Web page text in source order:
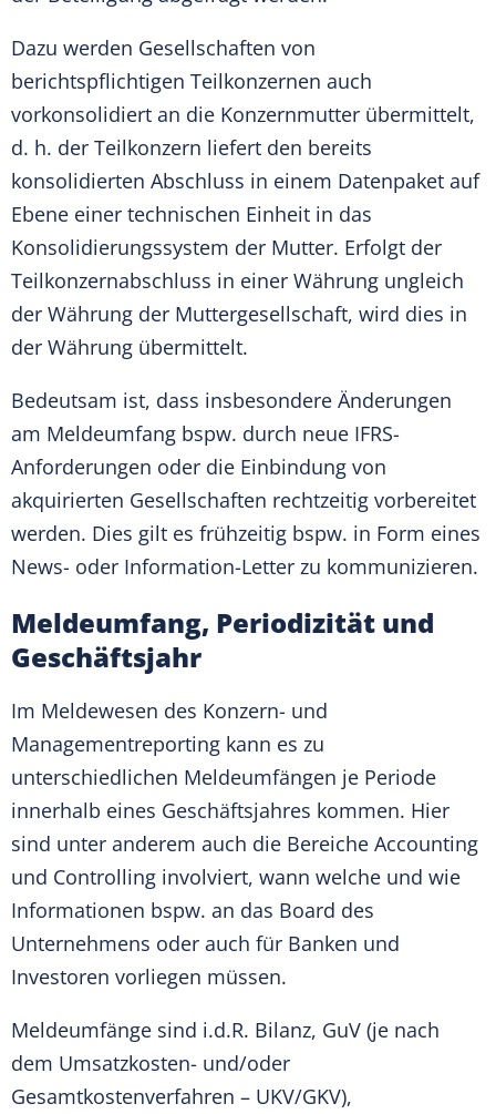
Dazu werden Gesellschaften von
berichtspflichtigen Teilkonzernen auch
vorkonsolidiert an die Konzernmutter übermittelt,
d. h. der Teilkonzern liefert den bereits
konsolidierten Abschluss in einem Datenpaket auf
Ebene einer technischen Einheit in das
Konsolidierungssystem der Mutter. Erfolgt der
Teilkonzernabschluss in einer Währung ungleich
der Währung der Muttergesellschaft, wird dies in
der Währung übermittelt.
Bedeutsam ist, dass insbesondere Änderungen
am Meldeumfang bspw. durch neue IFRS-
Anforderungen oder die Einbindung von
akquirierten Gesellschaften rechtzeitig vorbereitet
werden. Dies gilt es frühzeitig bspw. in Form eines
News- oder Information-Letter zu kommunizieren.
Meldeumfang, Periodizität und
Geschäftsjahr
Im Meldewesen des Konzern- und
Managementreporting kann es zu
unterschiedlichen Meldeumfängen je Periode
innerhalb eines Geschäftsjahres kommen. Hier
sind unter anderem auch die Bereiche Accounting
und Controlling involviert, wann welche und wie
Informationen bspw. an das Board des
Unternehmens oder auch für Banken und
Investoren vorliegen müssen.
Meldeumfänge sind i.d.R. Bilanz, GuV (je nach
dem Umsatzkosten- und/oder
Gesamtkostenverfahren – UKV/GKV),